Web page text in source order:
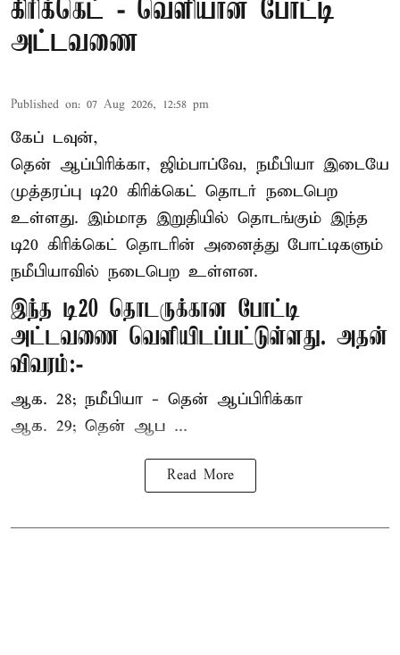
கிரிக்கெட் - வெளியான போட்டி
அட்டவணை
Published on: 07 Aug 2026, 12:58 pm
கேப் டவுன்,
தென் ஆப்பிரிக்கா, ஜிம்பாப்வே, நமீபியா இடையே
முத்தரப்பு டி20 கிரிக்கெட் தொடர் நடைபெற
உள்ளது. இம்மாத இறுதியில் தொடங்கும் இந்த
டி20 கிரிக்கெட் தொடரின் அனைத்து போட்டிகளும்
நமீபியாவில் நடைபெற உள்ளன.
இந்த டி20 தொடருக்கான போட்டி
அட்டவணை வெளியிடப்பட்டுள்ளது. அதன்
விவரம்:-
ஆக. 28; நமீபியா - தென் ஆப்பிரிக்கா
ஆக. 29; தென் ஆப ...
Read More